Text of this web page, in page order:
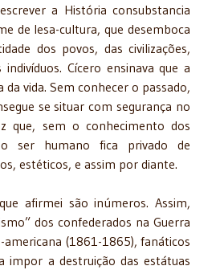
a História consubstancia
de lesa-cultura, que desemboca
dos povos, das civilizações,
Cícero ensinava que a
vida. Sem conhecer o passado,
se situar com segurança no
que, sem o conhecimento dos
ser humano fica privado de
estéticos, e assim por diante.
afirmei são inúmeros. Assim,
dos confederados na Guerra
americana (1861-1865), fanáticos
impor a destruição das estátuas